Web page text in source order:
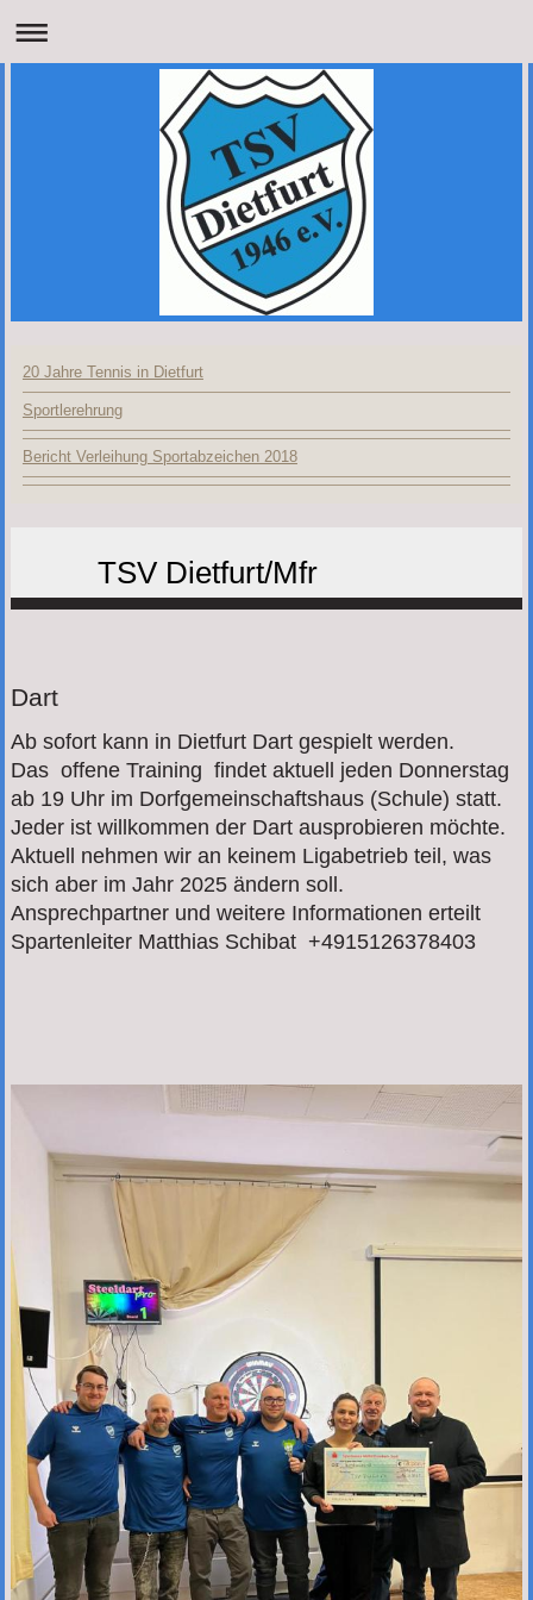
20 Jahre Tennis in Dietfurt
Sportlerehrung
Bericht Verleihung Sportabzeichen 2018
TSV Dietfurt/Mfr
Dart
Ab sofort kann in Dietfurt Dart gespielt werden.
Das offene Training findet aktuell jeden Donnerstag
ab 19 Uhr im Dorfgemeinschaftshaus (Schule) statt.
Jeder ist willkommen der Dart ausprobieren möchte.
Aktuell nehmen wir an keinem Ligabetrieb teil, was
sich aber im Jahr 2025 ändern soll.
Ansprechpartner und weitere Informationen erteilt
Spartenleiter Matthias Schibat +4915126378403